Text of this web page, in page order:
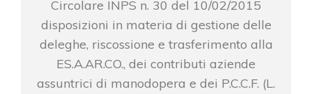
Circolare INPS n. 30 del 10/02/2015
disposizioni in materia di gestione delle
deleghe, riscossione e trasferimento alla
ES.A.AR.CO., dei contributi aziende
assuntrici di manodopera e dei P.C.C.F. (L.